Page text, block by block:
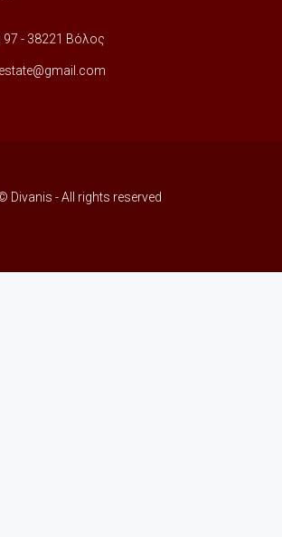
97 - 38221 Βόλος
Divanis - All rights reserved